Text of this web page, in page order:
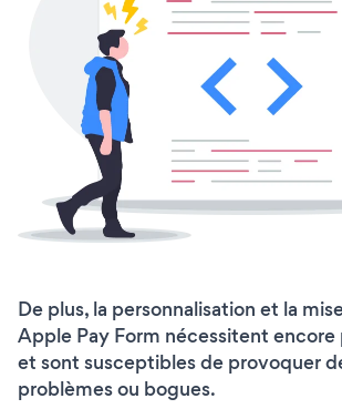
De plus, la personnalisation et la
Apple Pay Form nécessitent
et sont susceptibles de provoquer
problèmes ou bogues.